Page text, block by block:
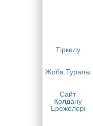
Тіркелу
Жоба Туралы
Сайт
Қолдану
Ережелері